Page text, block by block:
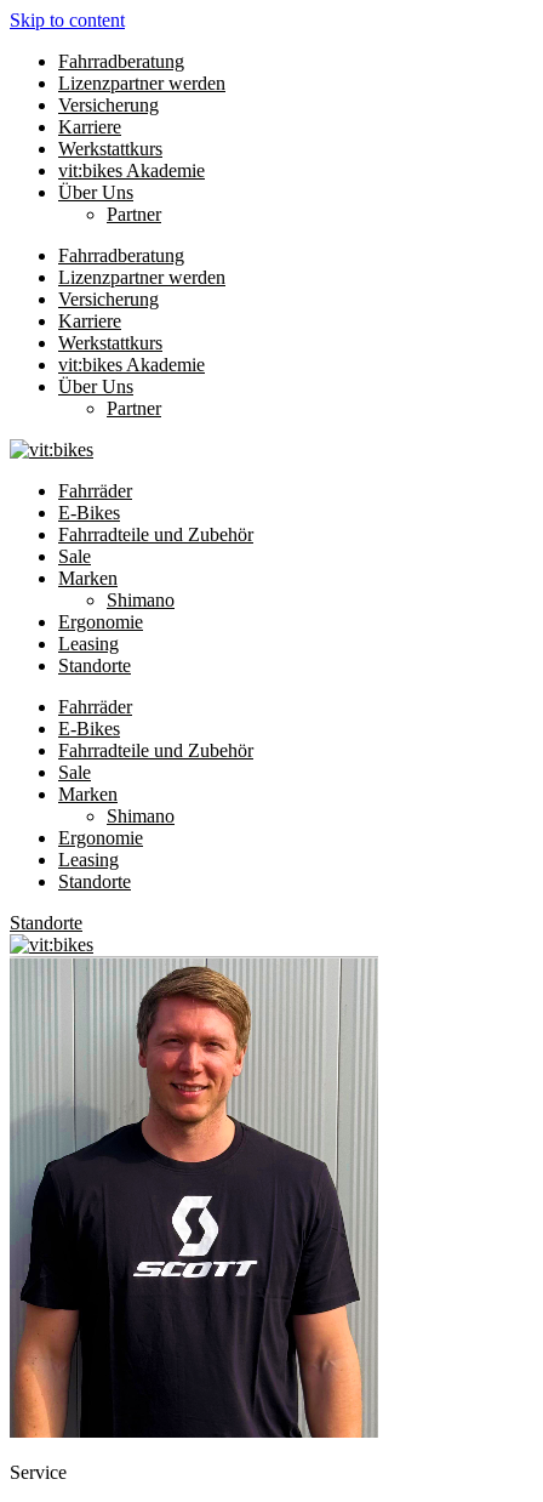
Skip to content
Fahrradberatung
Lizenzpartner werden
Versicherung
Karriere
Werkstattkurs
vit:bikes Akademie
Über Uns
Partner
Fahrradberatung
Lizenzpartner werden
Versicherung
Karriere
Werkstattkurs
vit:bikes Akademie
Über Uns
Partner
Fahrräder
E-Bikes
Fahrradteile und Zubehör
Sale
Marken
Shimano
Ergonomie
Leasing
Standorte
Fahrräder
E-Bikes
Fahrradteile und Zubehör
Sale
Marken
Shimano
Ergonomie
Leasing
Standorte
Standorte
Service